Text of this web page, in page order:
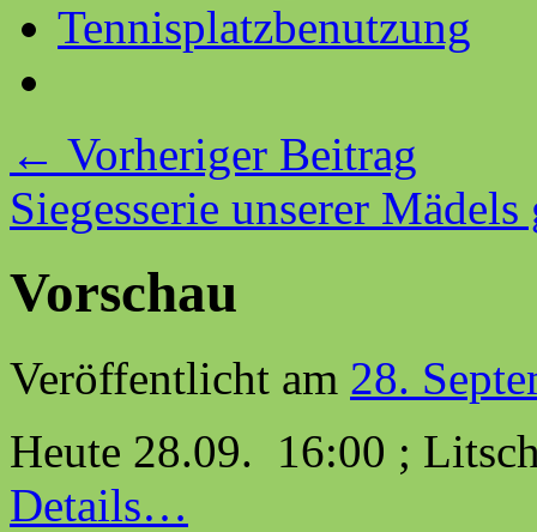
Tennisplatzbenutzung
← Vorheriger Beitrag
Siegesserie unserer
Vorschau
Veröffentlicht am 28.
Heute 28.09. 16:00 ;
Details…